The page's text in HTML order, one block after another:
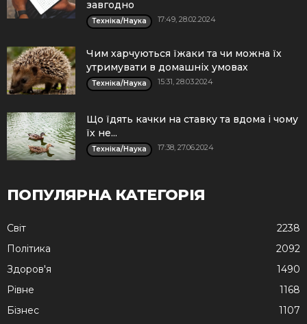
завгодно
Техніка/Наука 17:49, 28.02.2024
Чим харчуються їжаки та чи можна їх
утримувати в домашніх умовах
Техніка/Наука 15:31, 28.03.2024
Що їдять качки на ставку та вдома і чому
їх не...
Техніка/Наука 17:38, 27.06.2024
ПОПУЛЯРНА КАТЕГОРІЯ
Cвіт
2238
Політика
2092
Здоров'я
1490
Рівне
1168
Бізнес
1107